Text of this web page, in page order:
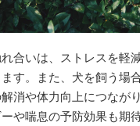
合いは、ストレスを軽
す。また、犬を飼う場
消や体力向上につなが
や喘息の予防効果も期